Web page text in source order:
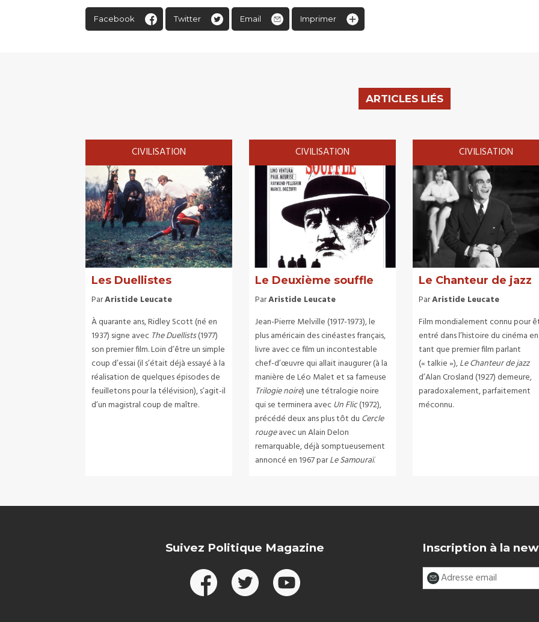
Facebook Twitter Email Imprimer
ARTICLES LIÉS
CIVILISATION
Les Duellistes
ParAristide Leucate
À quarante ans, Ridley Scott (né en
1937) signe avec The Duellists(1977)
son premier film. Loin d’être un simple
coup d’essai (il s’était déjà essayé à la
réalisation de quelques épisodes de
feuilletons pour la télévision), s’agit-il
d’un magistral coup de maître.
CIVILISATION
Le Deuxième souffle
ParAristide Leucate
Jean-Pierre Melville (1917-1973), le
plus américain des cinéastes français,
livre avec ce film un incontestable
chef-d’œuvre qui allait inaugurer (à la
manière de Léo Malet et sa fameuse
Trilogie noire) une tétralogie noire
qui se terminera avecUn Flic(1972),
précédé deux ans plus tôt du Cercle
rougeavec un Alain Delon
remarquable, déjà somptueusement
annoncé en 1967 parLe Samouraï.
CIVILISATION
Le Chanteur de jazz
ParAristide Leucate
Film mondialement connu pour
entré dans l’histoire du cinéma en
tant que premier film parlant
(« talkie »),Le Chanteur de jazz
d’Alan Crosland (1927) demeure,
paradoxalement, parfaitement
méconnu.
Suivez Politique Magazine Inscription à la